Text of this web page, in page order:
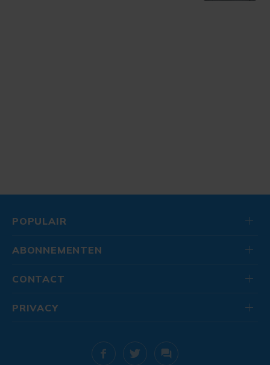
POPULAIR
ABONNEMENTEN
CONTACT
PRIVACY